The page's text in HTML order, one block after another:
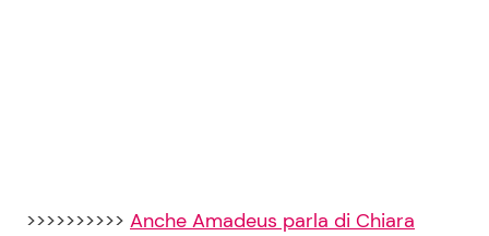
>>>>>>>>>> Anche Amadeus parla di Chiara